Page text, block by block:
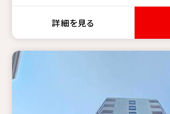
詳細を見る